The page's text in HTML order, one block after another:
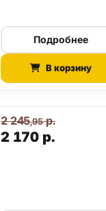
Подробнее
В корзину
2 170 р.
2 245,95р.